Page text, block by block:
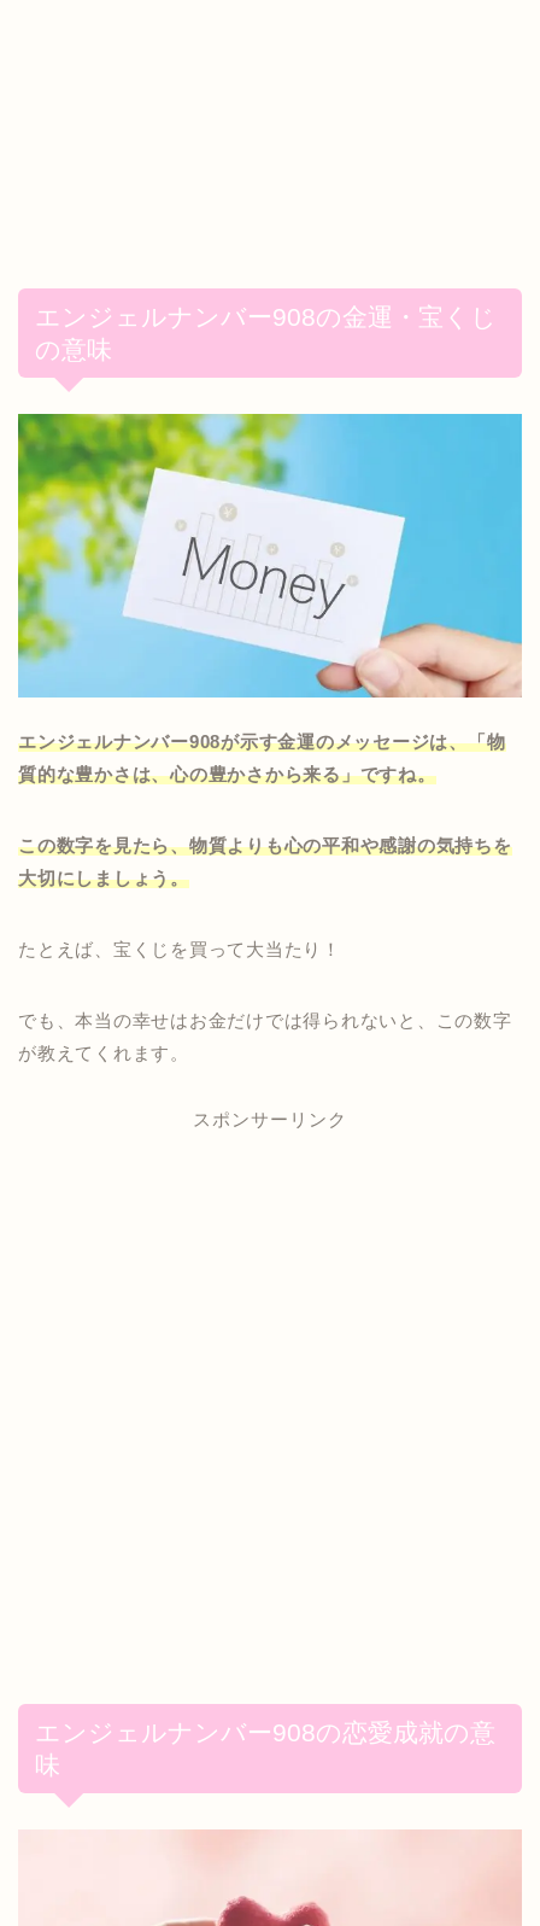
エンジェルナンバー908の金運・宝くじ
の意味
エンジェルナンバー908が示す金運のメッセージは、「物
質的な豊かさは、心の豊かさから来る」ですね。
この数字を見たら、物質よりも心の平和や感謝の気持ちを
大切にしましょう。
たとえば、宝くじを買って大当たり！
でも、本当の幸せはお金だけでは得られないと、この数字
が教えてくれます。
スポンサーリンク
エンジェルナンバー908の恋愛成就の意
味